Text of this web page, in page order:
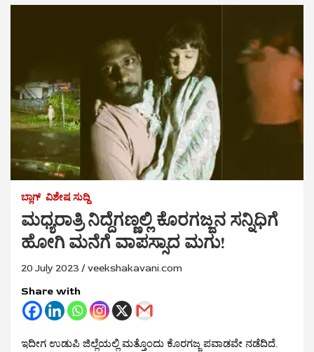
ಬ್ಲಾಗ್ ವಿಶೇಷ ಸುದ್ದಿ
ಮಧ್ಯರಾತ್ರಿ ನಿದ್ದೆಗಣ್ಣಲ್ಲಿ ಕೊರಗಜ್ಜನ ಸನ್ನಿಧಿಗೆ
ಹೋಗಿ ಮನೆಗೆ ವಾಪಸ್ಸಾದ ಮಗು!
20 July 2023 veekshakavani.com
Share with
ಇದೀಗ ಉಡುಪಿ ಜಿಲ್ಲೆಯಲ್ಲಿ ಮತ್ತೊಂದು ಕೊರಗಜ್ಜ ಪವಾಡವೇ ನಡೆದಿದೆ.